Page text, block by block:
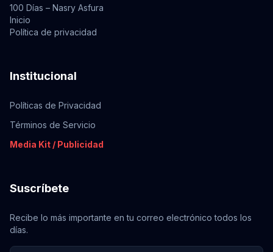
100 Días – Nasry Asfura
Inicio
Política de privacidad
Institucional
Políticas de Privacidad
Términos de Servicio
Media Kit / Publicidad
Suscríbete
Recibe lo más importante en tu correo electrónico todos los
días.